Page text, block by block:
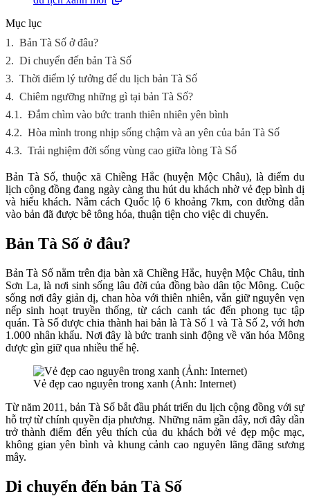
Mục lục
1. Bản Tà Số ở đâu?
2. Di chuyển đến bản Tà Số
3. Thời điểm lý tưởng để du lịch bản Tà Số
4. Chiêm ngưỡng những gì tại bản Tà Số?
4.1. Đắm chìm vào bức tranh thiên nhiên yên bình
4.2. Hòa mình trong nhịp sống chậm và an yên của bản Tà Số
4.3. Trải nghiệm đời sống vùng cao giữa lòng Tà Số
Bản Tà Số, thuộc xã Chiềng Hắc (huyện Mộc Châu), là điểm du
lịch cộng đồng đang ngày càng thu hút du khách nhờ vẻ đẹp bình dị
và hiếu khách. Nằm cách Quốc lộ 6 khoảng 7km, con đường dẫn
vào bản đã được bê tông hóa, thuận tiện cho việc di chuyển.
Bản Tà Số ở đâu?
Bản Tà Số nằm trên địa bàn xã Chiềng Hắc, huyện Mộc Châu, tỉnh
Sơn La, là nơi sinh sống lâu đời của đồng bào dân tộc Mông. Cuộc
sống nơi đây giản dị, chan hòa với thiên nhiên, vẫn giữ nguyên vẹn
nếp sinh hoạt truyền thống, từ cách canh tác đến phong tục tập
quán. Tà Số được chia thành hai bản là Tà Số 1 và Tà Số 2, với hơn
1.000 nhân khẩu. Nơi đây là bức tranh sinh động về văn hóa Mông
được gìn giữ qua nhiều thế hệ.
Vẻ đẹp cao nguyên trong xanh (Ảnh: Internet)
Từ năm 2011, bản Tà Số bắt đầu phát triển du lịch cộng đồng với sự
hỗ trợ từ chính quyền địa phương. Những năm gần đây, nơi đây dần
trở thành điểm đến yêu thích của du khách bởi vẻ đẹp mộc mạc,
không gian yên bình và khung cảnh cao nguyên lãng đãng sương
mây.
Di chuyển đến bản Tà Số